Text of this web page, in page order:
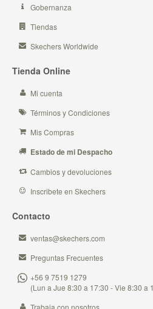
Gobernanza
Tiendas
Skechers Worldwide
Tienda Online
Mi cuenta
Términos y Condiciones
Mis Compras
Estado de mi Despacho
Cambios y devoluciones
Inscribete en Skechers
Contacto
ventas@skechers.com
Preguntas Frecuentes
+56 9 7519 1279
(Lun a Jue 8:30 a 17:30 - Vie 8:30 a
Trabaja con nosotros